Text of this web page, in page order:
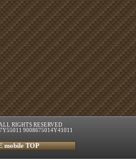
RIGHTS RESERVED
9008675014Y41011
mobile TOP